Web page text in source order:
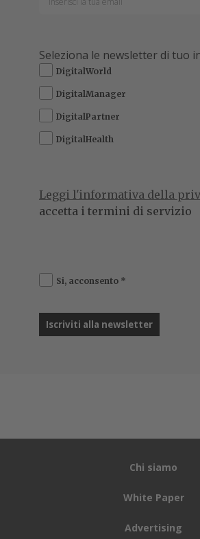
Seleziona le newsletter di tuo
DigitalWorld
DigitalManager
DigitalPartner
DigitalHealth
Leggi l'informativa della
accetta i termini di servizio
Si, acconsento *
Chi siamo
White Paper
Advertising